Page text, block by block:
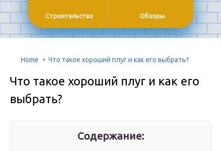
Строительство Обзоры
Home Что такое хороший плуг и как его выбрать?
Что такое хороший плуг и как его
выбрать?
Содержание: